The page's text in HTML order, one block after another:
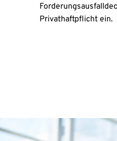
Privathaftpflicht ein.